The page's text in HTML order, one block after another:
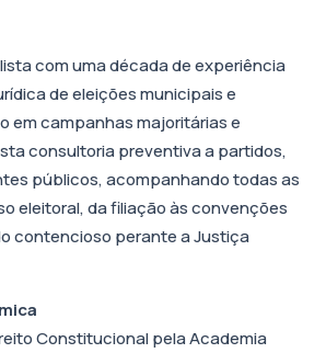
com uma década de experiência
de eleições municipais e
em campanhas majoritárias e
consultoria preventiva a partidos,
públicos, acompanhando todas as
eleitoral, da filiação às convenções
contencioso perante a Justiça
Constitucional pela Academia